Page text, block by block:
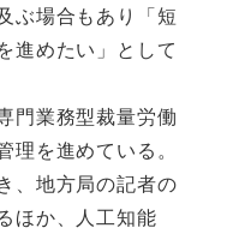
ぶ場合もあり「短
進めたい」として
門業務型裁量労働
を進めている。
、地方局の記者の
ほか、人工知能